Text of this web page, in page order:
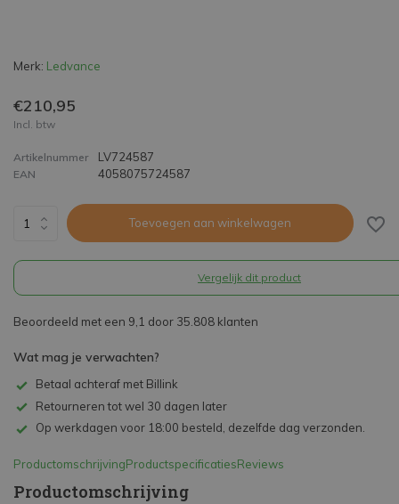
Merk: Ledvance
€210,95
Incl. btw
Artikelnummer LV724587
EAN 4058075724587
Toevoegen aan winkelwagen
Vergelijk dit product
Beoordeeld met een 9,1 door 35.808 klanten
Wat mag je verwachten?
Betaal achteraf met Billink
Retourneren tot wel 30 dagen later
Op werkdagen voor 18:00 besteld, dezelfde dag verzonden.
ProductomschrijvingProductspecificatiesReviews
Productomschrijving